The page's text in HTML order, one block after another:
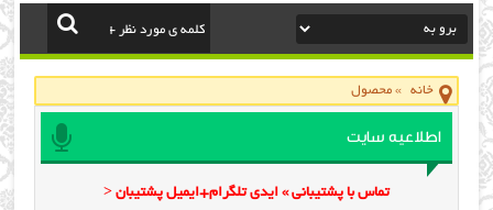
خانه »محصول
اطلاعیه سایت
تماس با پشتیبانی » ایدی تلگرام+ایمیل پشتیبان <